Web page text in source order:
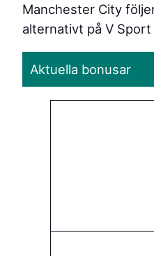
Manchester City
alternativt på V Sport
Aktuella bonusar